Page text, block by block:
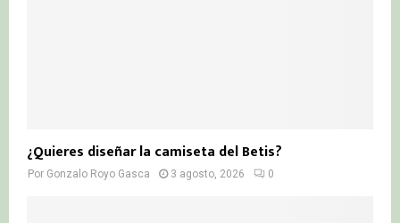
¿Quieres diseñar la camiseta del Betis?
Por Gonzalo Royo Gasca 3 agosto, 2026 0